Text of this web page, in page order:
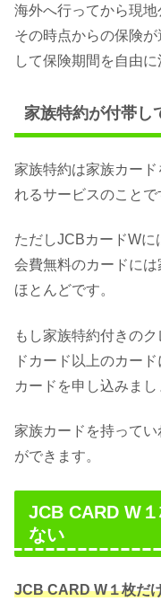
海外へ行ってから現
その時点からの保険
して保険期間を自由に
家族特約が付帯し
家族特約は家族カー
れるサービスのことで
ただしJCBカードW
会費無料のカードに
ほとんどです。
もし家族特約付きの
ドカード以上のカー
カードを申し込みまし
家族カードを持って
ができます。
JCB CARD W
ない
JCB CARD W１枚だ